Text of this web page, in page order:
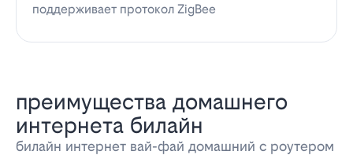
поддерживает протокол ZigBee
преимущества домашнего
интернета билайн
билайн интернет вай-фай домашний с роутером